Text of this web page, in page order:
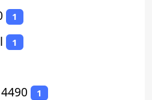
1
1
1